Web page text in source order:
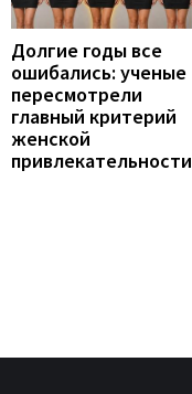
Долгие годы все
ошибались: ученые
пересмотрели
главный критерий
женской
привлекательности